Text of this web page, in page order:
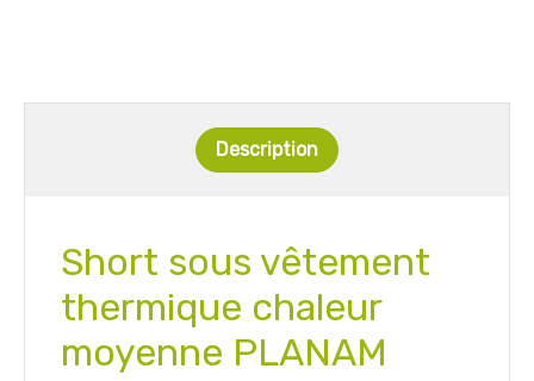
Description
Short sous vêtement
thermique chaleur
moyenne PLANAM